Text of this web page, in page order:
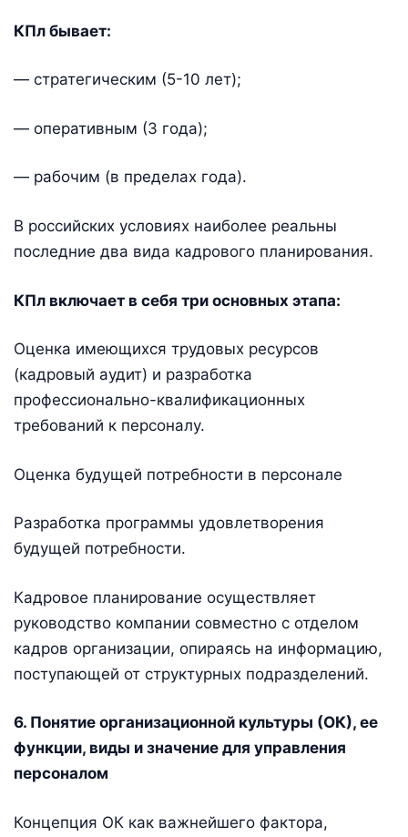
КПл бывает:
— стратегическим (5-10 лет);
— оперативным (3 года);
— рабочим (в пределах года).
В российских условиях наиболее реальны
последние два вида кадрового планирования.
КПл включает в себя три основных этапа:
Оценка имеющихся трудовых ресурсов
(кадровый аудит) и разработка
профессионально-квалификационных
требований к персоналу.
Оценка будущей потребности в персонале
Разработка программы удовлетворения
будущей потребности.
Кадровое планирование осуществляет
руководство компании совместно с отделом
кадров организации, опираясь на информацию,
поступающей от структурных подразделений.
6. Понятие организационной культуры (ОК), ее
функции, виды и значение для управления
персоналом
Концепция ОК как важнейшего фактора,